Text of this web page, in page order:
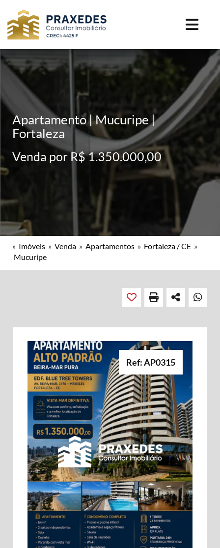
Apartamento | Mucuripe |
Fortaleza
Venda por R$ 1.350.000,00
» Imóveis » Venda » Apartamentos » Fortaleza / CE »
Mucuripe
Ref: AP0315